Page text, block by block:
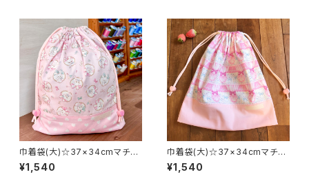
oshizora☆ほしぞら
巾着袋(大)☆37×34cmマチ8c
mピンク【ふわふわウサギ】★K
D. 女の子 かわいい うさぎ
¥1,540
巾着袋(大)☆37×34cmマチ8c
mピンク【カーテンキャット】★K
D. 6162 女の子 かわいい
¥1,540